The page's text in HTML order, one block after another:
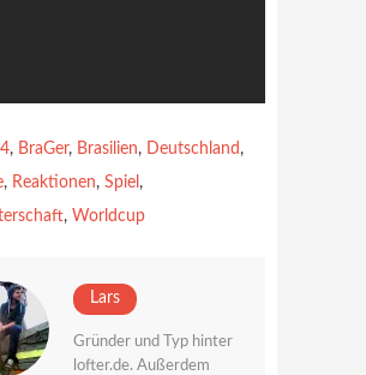
, BraGer, Brasilien, Deutschland ,
, Reaktionen, Spiel ,
, Worldcup
Lars
Gründer und Typ hinter
lofter.de. Außerdem